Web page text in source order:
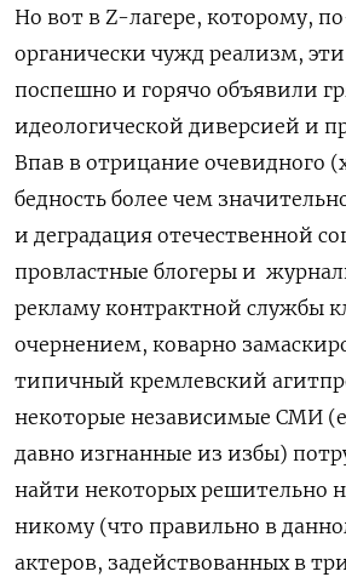
Но вот в Z-лагере, которому,
органически чужд реализм,
поспешно и горячо объявили
идеологической диверсией и
Впав в отрицание очевидного
бедность более чем
и деградация отечественной
провластные блогеры и
рекламу контрактной службы
очернением, коварно
типичный кремлевский
некоторые независимые СМИ
давно изгнанные из избы)
найти некоторых решительно
никому (что правильно в
актеров, задействованных в